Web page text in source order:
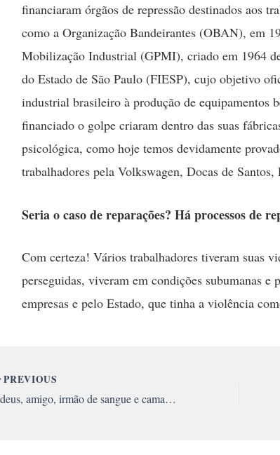
financiaram órgãos de repressão destinados aos
como a Organização Bandeirantes (OBAN), em
Mobilização Industrial (GPMI), criado em 1964
do Estado de São Paulo (FIESP), cujo objetivo
industrial brasileiro à produção de equipamentos
financiado o golpe criaram dentro das suas
psicológica, como hoje temos devidamente
trabalhadores pela Volkswagen, Docas de Santos,
Seria o caso de reparações? Há processos de
Com certeza! Vários trabalhadores tiveram suas
perseguidas, viveram em condições subumanas e
empresas e pelo Estado, que tinha a violência
PREVIOUS
Adeus, amigo, irmão de sangue e camarada Álvaro Fernandes Sobrinho